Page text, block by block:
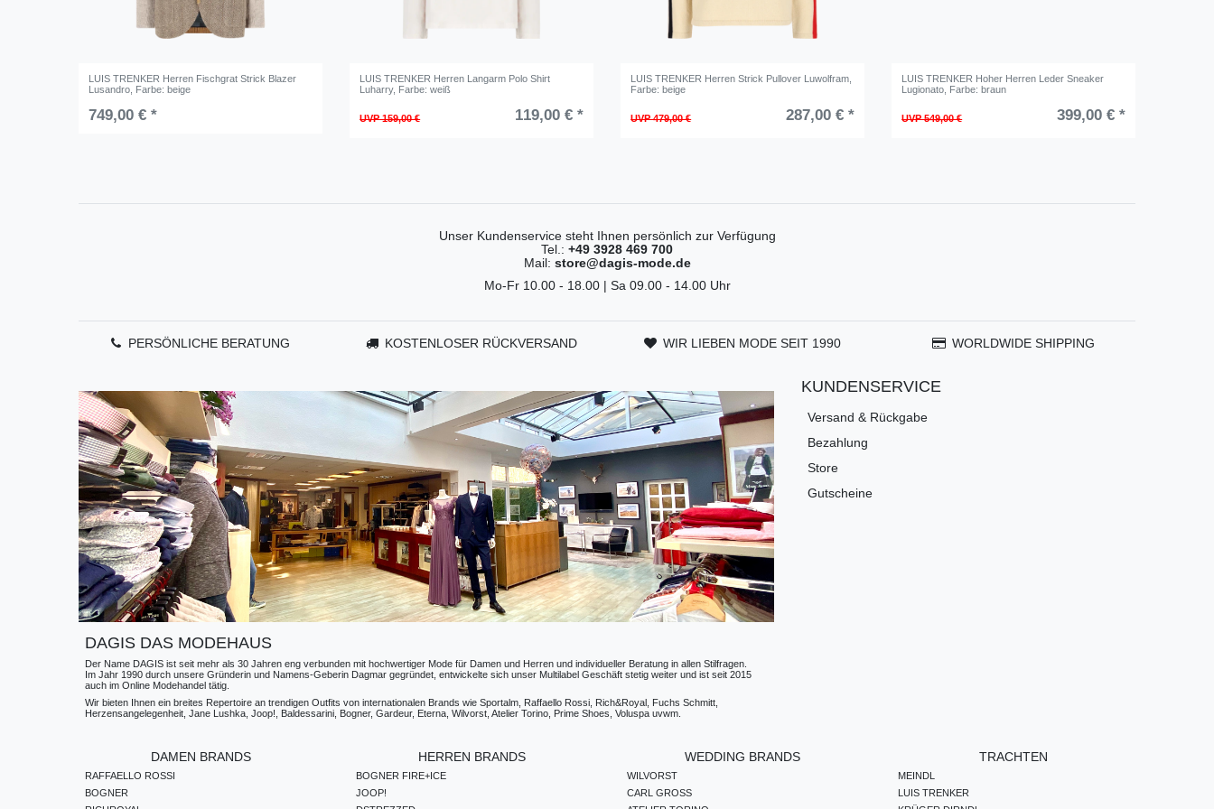
LUIS TRENKER Herren Fischgrat Strick Blazer
Lusandro, Farbe: beige
749,00 € *
LUIS TRENKER Herren Langarm Polo Shirt
Luharry, Farbe: weiß
UVP 159,00 € 119,00 € *
LUIS TRENKER Herren Strick Pullover Luwolfram,
Farbe: beige
UVP 479,00 € 287,00 € *
LUIS TRENKER Hoher Herren Leder Sneaker
Lugionato, Farbe: braun
UVP 549,00 € 399,00 € *
Unser Kundenservice steht Ihnen persönlich zur Verfügung
Tel.: +49 3928 469 700
Mail: store@dagis-mode.de
Mo-Fr 10.00 - 18.00 | Sa 09.00 - 14.00 Uhr
PERSÖNLICHE BERATUNG KOSTENLOSER RÜCKVERSAND WIR LIEBEN MODE SEIT 1990 WORLDWIDE SHIPPING
DAGIS DAS MODEHAUS
Der Name DAGIS ist seit mehr als 30 Jahren eng verbunden mit hochwertiger Mode für Damen und Herren und individueller Beratung in allen Stilfragen.
Im Jahr 1990 durch unsere Gründerin und Namens-Geberin Dagmar gegründet, entwickelte sich unser Multilabel Geschäft stetig weiter und ist seit 2015
auch im Online Modehandel tätig.
Wir bieten Ihnen ein breites Repertoire an trendigen Outfits von internationalen Brands wie Sportalm, Raffaello Rossi, Rich&Royal, Fuchs Schmitt,
Herzensangelegenheit, Jane Lushka, Joop!, Baldessarini, Bogner, Gardeur, Eterna, Wilvorst, Atelier Torino, Prime Shoes, Voluspa uvwm.
KUNDENSERVICE
Versand & Rückgabe
Bezahlung
Store
Gutscheine
DAMEN BRANDS
RAFFAELLO ROSSI
BOGNER
HERREN BRANDS
BOGNER FIRE+ICE
JOOP!
WEDDING BRANDS
WILVORST
CARL GROSS
TRACHTEN
MEINDL
LUIS TRENKER